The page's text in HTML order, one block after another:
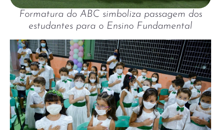
Formatura do ABC simboliza passagem dos
estudantes para o Ensino Fundamental